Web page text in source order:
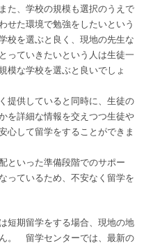
た、学校の規模も選択のうえで
せた環境で勉強をしたいという
校を選ぶと良く、現地の先生な
っていきたいという人は生徒一
模な学校を選ぶと良いでしょ
提供していると同時に、生徒の
を詳細な情報を交えつつ生徒や
心して留学をすることができま
といった準備段階でのサポー
っているため、不安なく留学を
短期留学をする場合、現地の地
。 留学センターでは、最新の